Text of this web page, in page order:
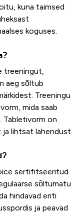
kuna taimsed
koguses.
treeningut,
aeg sõltub
Treeningu
mida saab
Tabletivorm on
ja lihtsat lahendust.
sertifitseeritud.
sõltumatu
hindavad eriti
ja peavad